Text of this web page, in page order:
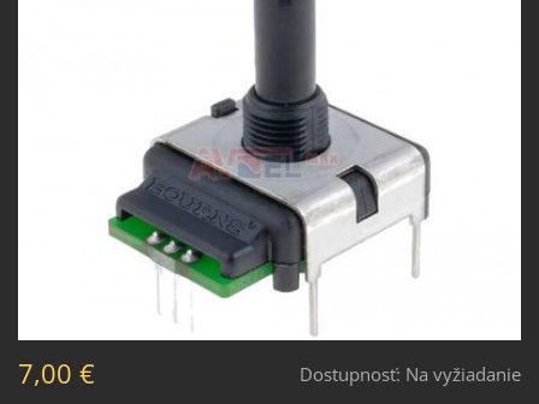
Dostupnosť: Na vyžiadanie
7,00 €